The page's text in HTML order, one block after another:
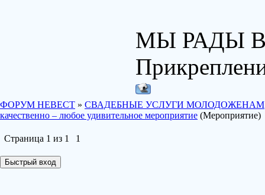
МЫ РАДЫ
ФОРУМ НЕВЕСТ » СВАДЕБНЫЕ УСЛУГИ МОЛОДОЖЕНАМ
качественно – любое удивительное мероприятие (Мероприятие)
Страница 1 из 1 1